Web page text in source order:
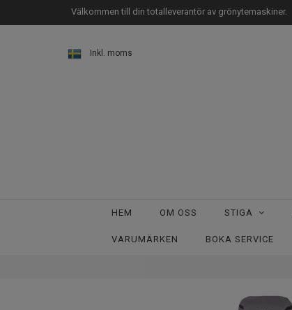
Välkommen till din totalleverantör av grönytemaskiner.
Inkl. moms
HEM OM OSS STIGA
VARUMÄRKEN BOKA SERVICE